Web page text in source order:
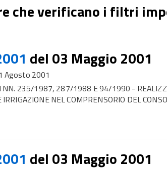
che verificano i filtri
del 03 Maggio 2001
Agosto 2001
NN. 235/1987, 287/1988 E 94/1990 -
NEL COMPRENSORIO DEL
del 03 Maggio 2001